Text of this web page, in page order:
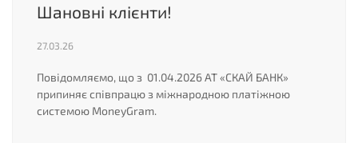
Шановні клієнти!
27.03.26
Повідомляємо, що з 01.04.2026 АТ «СКАЙ БАНК»
припиняє співпрацю з міжнародною платіжною
системою MoneyGram.